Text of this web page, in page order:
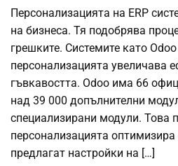
Персонализацията на ERP
на бизнеса. Тя подобрява
грешките. Системите като
персонализацията увеличава
гъвкавостта. Odoo има 66
над 39 000 допълнителни
специализирани модули. Това
персонализацията
предлагат настройки на […]